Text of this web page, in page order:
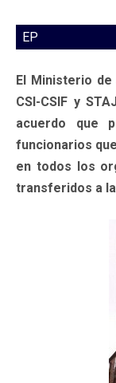
EP
El Ministerio de
CSI-CSIF y
acuerdo que
funcionarios
en todos los
transferidos a